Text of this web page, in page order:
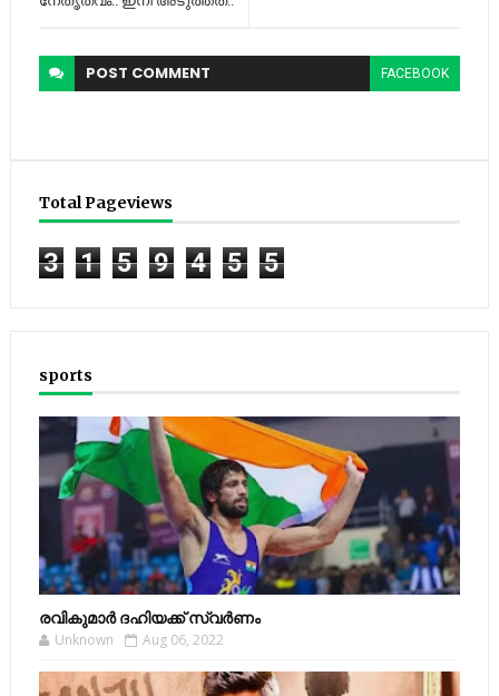
POST COMMENT FACEBOOK
Total Pageviews
3 1 5 9 4 5 5
sports
രവികുമാര്‍ ദഹിയക്ക് സ്വര്‍ണം
Unknown Aug 06, 2022